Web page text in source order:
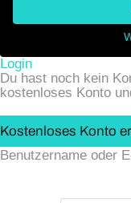
Login
Du hast noch kein
kostenloses Konto
Kostenloses Konto
Benutzername oder